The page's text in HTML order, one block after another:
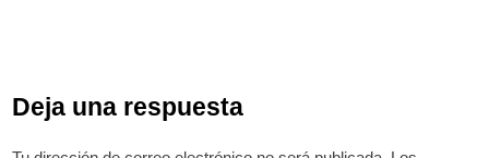
Deja una respuesta